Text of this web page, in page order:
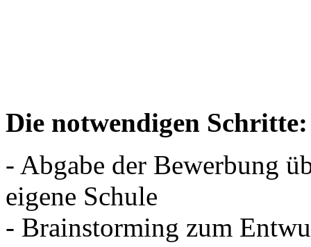
Die notwendigen Schritte:
- Abgabe der Bewerbung
eigene Schule
- Brainstorming zum